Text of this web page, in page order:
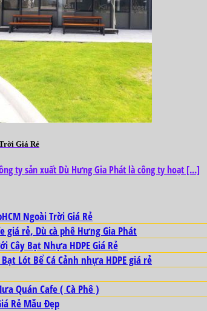
Giá Rẻ
ty sản xuất Dù Hưng Gia Phát là công ty hoạt [...]
Ngoài Trời Giá Rẻ
giá rẻ, Dù cà phê Hưng Gia Phát
Cây Bạt Nhựa HDPE Giá Rẻ
Lót Bể Cá Cảnh nhựa HDPE giá rẻ
Quán Cafe ( Cà Phê )
Rẻ Mẫu Đẹp